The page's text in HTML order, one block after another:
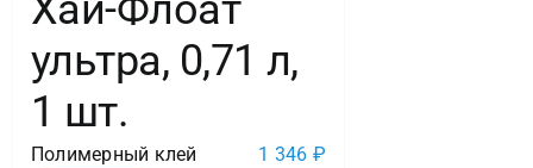
ультра, 0,71 л,
1 шт.
Полимерный клей 1 346 ₽